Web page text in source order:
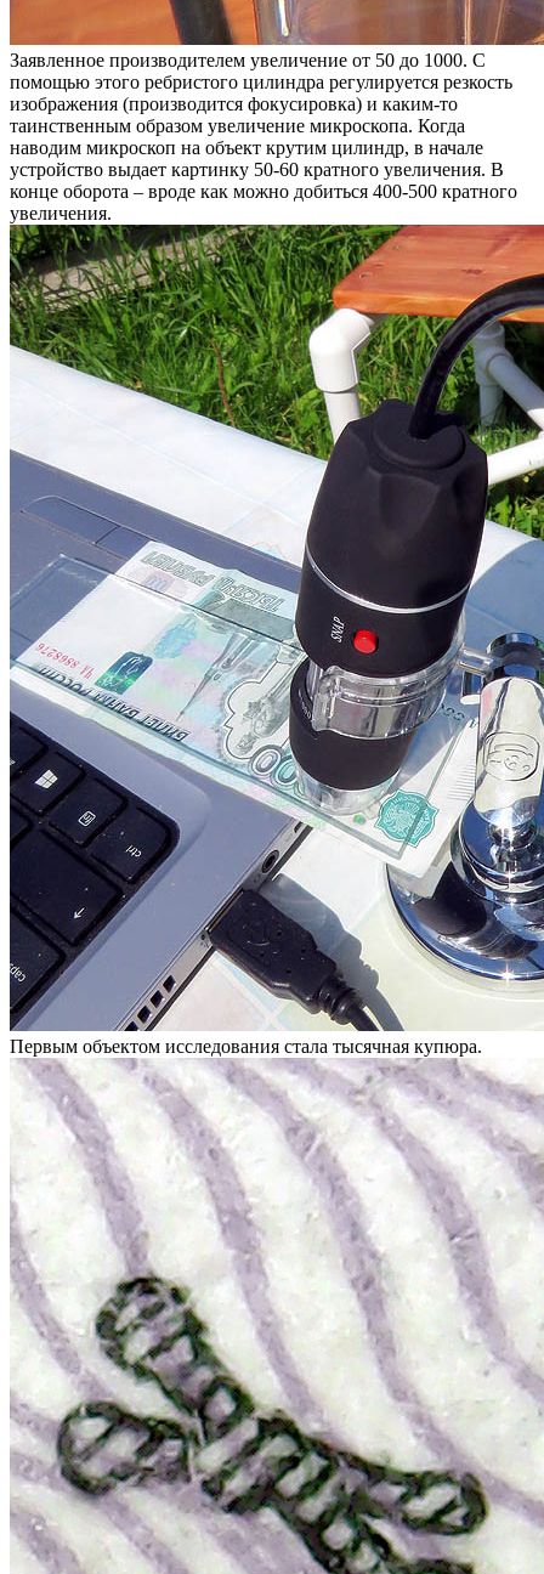
Заявленное производителем увеличение от 50 до 1000. С
помощью этого ребристого цилиндра регулируется резкость
изображения (производится фокусировка) и каким-то
таинственным образом увеличение микроскопа. Когда
наводим микроскоп на объект крутим цилиндр, в начале
устройство выдает картинку 50-60 кратного увеличения. В
конце оборота – вроде как можно добиться 400-500 кратного
увеличения.
Первым объектом исследования стала тысячная купюра.